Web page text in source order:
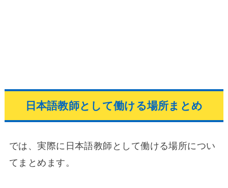
日本語教師として働ける場所まとめ
では、実際に日本語教師として働ける場所につい
てまとめます。